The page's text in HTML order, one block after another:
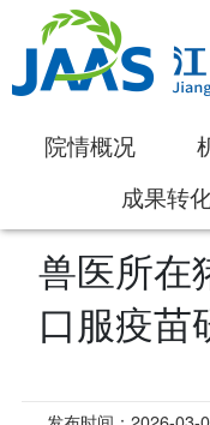
院情概况
成果转
兽医所在
口服疫苗